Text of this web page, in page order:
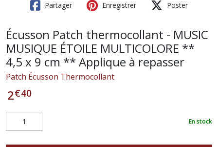
Partager Enregistrer Poster
Écusson Patch thermocollant - MUSIC
MUSIQUE ÉTOILE MULTICOLORE **
4,5 x 9 cm ** Applique à repasser
Patch Écusson Thermocollant
2€40
En stock